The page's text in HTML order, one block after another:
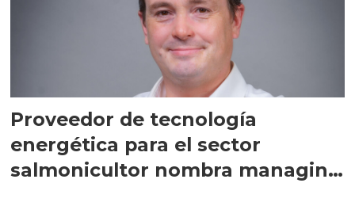
Proveedor de tecnología
energética para el sector
salmonicultor nombra managing